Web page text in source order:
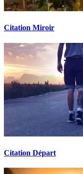
Citation Miroir
Citation Départ